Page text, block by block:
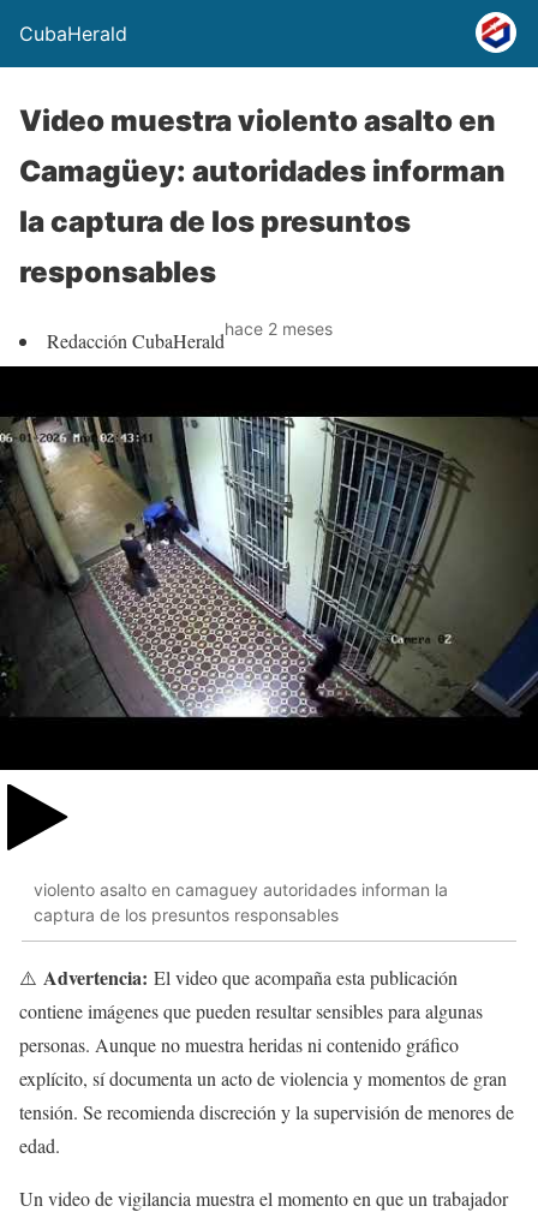
CubaHerald
Video muestra violento asalto en
Camagüey: autoridades informan
la captura de los presuntos
responsables
Redacción CubaHeraldhace 2 meses
violento asalto en camaguey autoridades informan la
captura de los presuntos responsables
⚠️ Advertencia: El video que acompaña esta publicación
contiene imágenes que pueden resultar sensibles para algunas
personas. Aunque no muestra heridas ni contenido gráfico
explícito, sí documenta un acto de violencia y momentos de gran
tensión. Se recomienda discreción y la supervisión de menores de
edad.
Un video de vigilancia muestra el momento en que un trabajador